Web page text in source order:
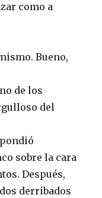
como a
Bueno,
de los
del
sobre la cara
Después,
derribados